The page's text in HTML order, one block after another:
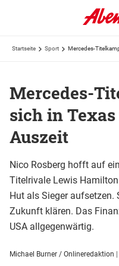
Startseite Sport Mercedes-
Mercedes-
sich in
Auszeit
Nico Rosberg hofft auf
Titelrivale Lewis
Hut als Sieger aufsetzen.
Zukunft klären. Das
USA allgegenwärtig.
Michael Burner / Onlineredaktion |